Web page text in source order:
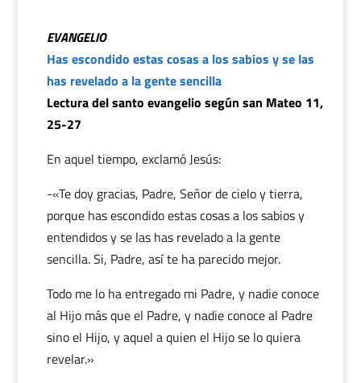
EVANGELIO
Has escondido estas cosas a los sabios y se las
has revelado a la gente sencilla
Lectura del santo evangelio según san Mateo 11,
25-27
En aquel tiempo, exclamó Jesús:
-«Te doy gracias, Padre, Señor de cielo y tierra,
porque has escondido estas cosas a los sabios y
entendidos y se las has revelado a la gente
sencilla. Si, Padre, así te ha parecido mejor.
Todo me lo ha entregado mi Padre, y nadie conoce
al Hijo más que el Padre, y nadie conoce al Padre
sino el Hijo, y aquel a quien el Hijo se lo quiera
revelar.»